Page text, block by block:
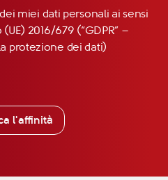
miei dati personali ai sensi
2016/679 (“GDPR” –
protezione dei dati)
l'affinità